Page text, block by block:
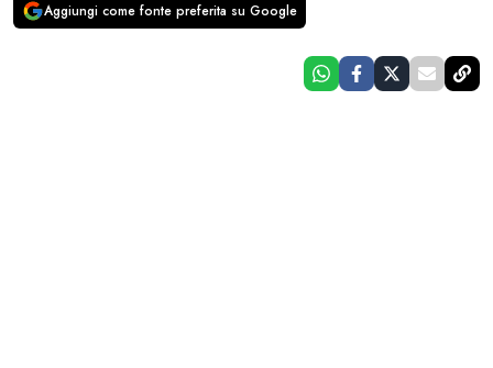
Aggiungi come fonte preferita su Google